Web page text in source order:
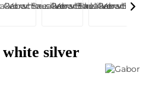
silver